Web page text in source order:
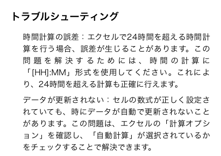
トラブルシューティング
時間計算の誤差：エクセルで24時間を超える時間計
算を行う場合、誤差が生じることがあります。この
問題を解決するためには、時間の計算に
「[HH]:MM」形式を使用してください。これによ
り、24時間を超える計算も正確に行えます。
データが更新されない：セルの数式が正しく設定さ
れていても、時にデータが自動で更新されないこと
があります。この問題は、エクセルの「計算オプシ
ョン」を確認し、「自動計算」が選択されているか
をチェックすることで解決できます。